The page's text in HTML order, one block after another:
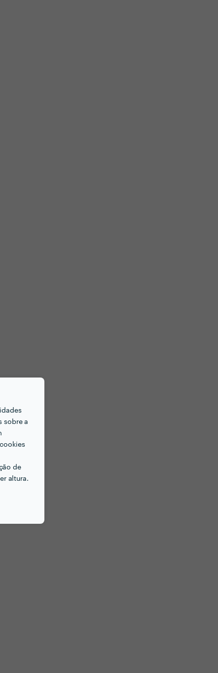
sobre a
de
altura.